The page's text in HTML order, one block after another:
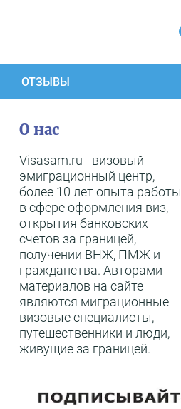
ОТЗЫВЫ
О нас
Visasam.ru - визовый
эмиграционный центр,
более 10 лет опыта работы
в сфере оформления виз,
открытия банковских
счетов за границей,
получении ВНЖ, ПМЖ и
гражданства. Авторами
материалов на сайте
являются миграционные
визовые специалисты,
путешественники и люди,
живущие за границей.